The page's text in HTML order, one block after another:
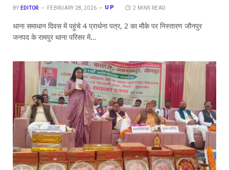
BY EDITOR FEBRUARY 28, 2026 UP 2 MINS READ
थाना समाधान दिवस में पहुंचे 4 प्रार्थना पत्र, 2 का मौके पर निस्तारण जौनपुर
जनपद के रामपुर थाना परिसर में…